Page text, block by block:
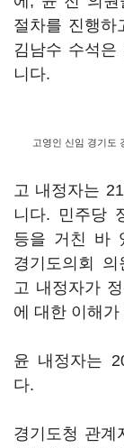
절차를 진행하
김남수 수석은
니다.
고영인 신임 경기도
고 내정자는
니다. 민주당
등을 거친 바
경기도의회
고 내정자가
에 대한 이해
윤 내정자는
다.
경기도청 관